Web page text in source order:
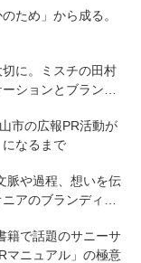
ため」から成る。
に。ミスチの田村
ションとブランド
市の広報PR活動が
になるまで
脈や過程、想いを伝
アのブランディン
籍で話題のサニーサ
マニュアル」の極意